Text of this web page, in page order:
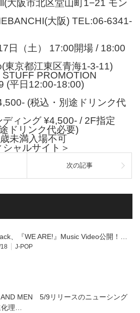
大阪市北区堂山町1−21 モン
大阪) TEL:06-6341-
日（土） 17:00開場 / 18:00
東京都江東区青海1-3-11)
PROMOTION
(平日12:00-18:00)
(税込・別途ドリンク代
ィング ¥4,500- / 2F指定
ドリンク代必要)
未満入場不可
ャルサイト ＞
次の記事
、『WE ARE!』Music Video公開！…
J-POP
AND MEN 5/9リリースのニューシング
理…